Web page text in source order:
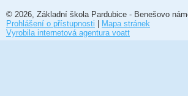
© 2026, Základní škola Pardubice - Benešovo
Prohlášení o přístupnosti | Mapa stránek
Vyrobila internetová agentura voatt